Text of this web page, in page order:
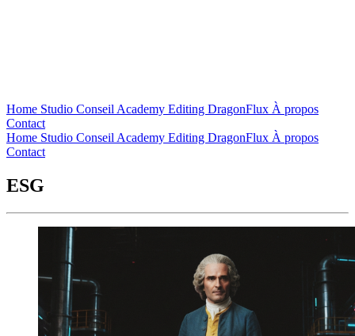
Home Studio Conseil Academy Editing DragonFlux À propos
Contact
Home Studio Conseil Academy Editing DragonFlux À propos
Contact
ESG